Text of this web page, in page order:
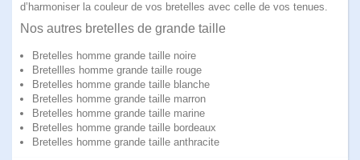
d’harmoniser la couleur de vos bretelles avec celle de vos tenues.
Nos autres bretelles de grande taille
Bretelles homme grande taille noire
Bretellles homme grande taille rouge
Bretelles homme grande taille blanche
Bretelles homme grande taille marron
Bretelles homme grande taille marine
Bretelles homme grande taille bordeaux
Bretelles homme grande taille anthracite